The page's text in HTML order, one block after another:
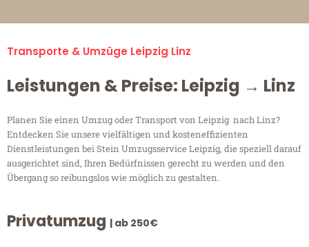
Transporte & Umzüge Leipzig Linz
Leistungen & Preise: Leipzig → Linz
Planen Sie einen Umzug oder Transport von Leipzig nach Linz?
Entdecken Sie unsere vielfältigen und kosteneffizienten
Dienstleistungen bei Stein Umzugsservice Leipzig, die speziell darauf
ausgerichtet sind, Ihren Bedürfnissen gerecht zu werden und den
Übergang so reibungslos wie möglich zu gestalten.
Privatumzug | ab 250€